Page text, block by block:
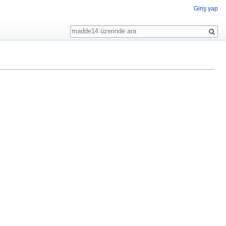
Giriş yap
Ara